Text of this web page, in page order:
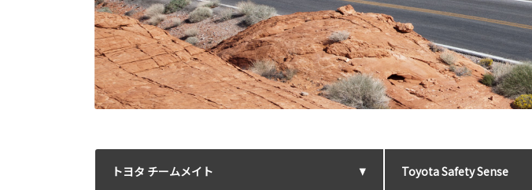
トヨタ チームメイト Toyota Safety Sense